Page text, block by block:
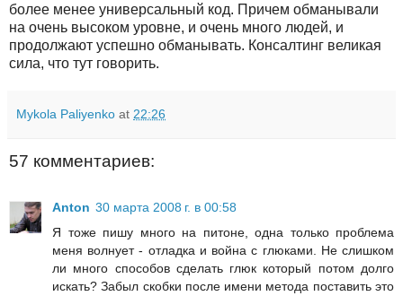
более менее универсальный код. Причем обманывали
на очень высоком уровне, и очень много людей, и
продолжают успешно обманывать. Консалтинг великая
сила, что тут говорить.
Mykola Paliyenko at 22:26
57 комментариев:
Anton 30 марта 2008 г. в 00:58
Я тоже пишу много на питоне, одна только проблема
меня волнует - отладка и война с глюками. Не слишком
ли много способов сделать глюк который потом долго
искать? Забыл скобки после имени метода поставить это